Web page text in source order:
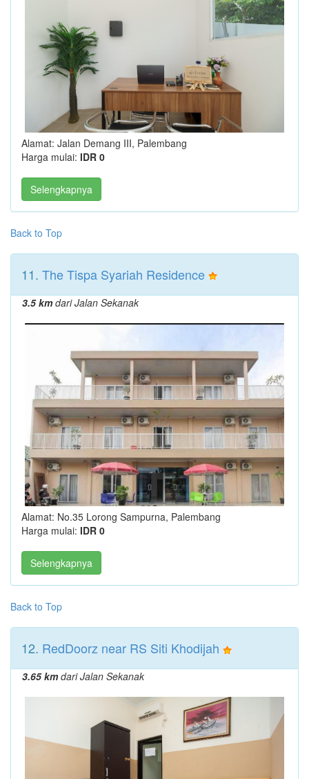
Alamat: Jalan Demang III, Palembang
Harga mulai: IDR 0
Selengkapnya
Back to Top
11. The Tispa Syariah Residence
3.5 kmdari Jalan Sekanak
Alamat: No.35 Lorong Sampurna, Palembang
Harga mulai: IDR 0
Selengkapnya
Back to Top
12. RedDoorz near RS Siti Khodijah
3.65 kmdari Jalan Sekanak